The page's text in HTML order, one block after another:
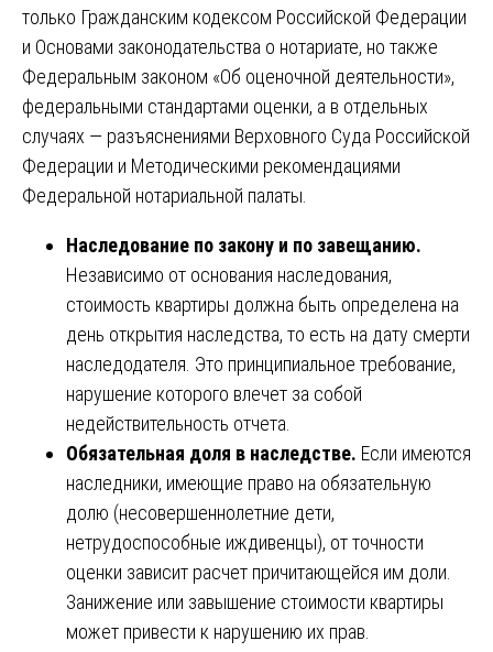
только Гражданским кодексом Российской Федерации
и Основами законодательства о нотариате, но также
Федеральным законом «Об оценочной деятельности»,
федеральными стандартами оценки, а в отдельных
случаях — разъяснениями Верховного Суда Российской
Федерации и Методическими рекомендациями
Федеральной нотариальной палаты.
Наследование по закону и по завещанию.
Независимо от основания наследования,
стоимость квартиры должна быть определена на
день открытия наследства, то есть на дату смерти
наследодателя. Это принципиальное требование,
нарушение которого влечет за собой
недействительность отчета.
Обязательная доля в наследстве. Если имеются
наследники, имеющие право на обязательную
долю (несовершеннолетние дети,
нетрудоспособные иждивенцы), от точности
оценки зависит расчет причитающейся им доли.
Занижение или завышение стоимости квартиры
может привести к нарушению их прав.